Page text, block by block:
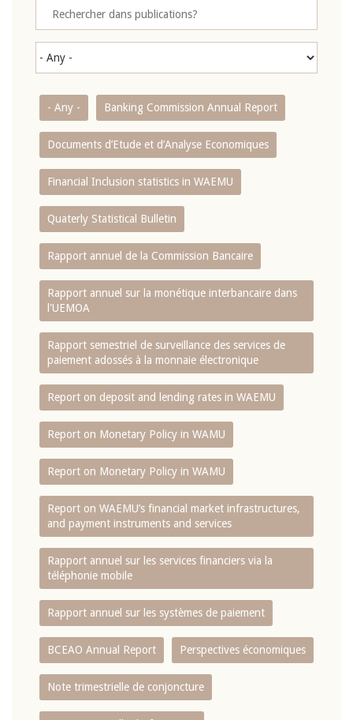
- Any - Banking Commission Annual Report
Documents d’Etude et d’Analyse Economiques
Financial Inclusion statistics in WAEMU
Quaterly Statistical Bulletin
Rapport annuel de la Commission Bancaire
Rapport annuel sur la monétique interbancaire dans
l'UEMOA
Rapport semestriel de surveillance des services de
paiement adossés à la monnaie électronique
Report on deposit and lending rates in WAEMU
Report on Monetary Policy in WAMU
Report on Monetary Policy in WAMU
Report on WAEMU’s financial market infrastructures,
and payment instruments and services
Rapport annuel sur les services financiers via la
téléphonie mobile
Rapport annuel sur les systèmes de paiement
BCEAO Annual Report Perspectives économiques
Note trimestrielle de conjoncture